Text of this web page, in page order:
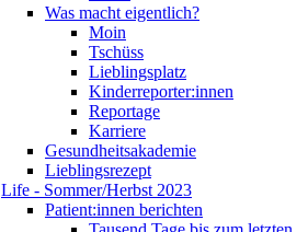
Was macht eigentlich?
Moin
Tschüss
Lieblingsplatz
Kinderreporter:innen
Reportage
Karriere
Gesundheitsakademie
Lieblingsrezept
Life - Sommer/Herbst 2023
Patient:innen berichten